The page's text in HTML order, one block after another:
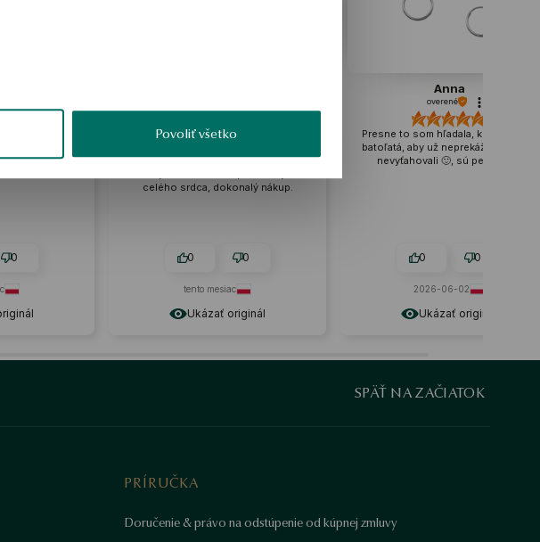
Povoliť všetko
ale pevné
0
Ukázať originál
Sú pevné a kvalitné, takže je vidieť,
ľahko a žensky, dokonale sa hodia
celého srdca, dokonalý nákup.
0 0
tento mesiac
Ukázať originál
Anna
overené
Presne to som hľadala, kolieska pre
batoľatá, aby už neprekážali a už ich
nevyťahovali 🙂, sú perfektné!
0 0
2026-06-02
SPÄŤ NA ZAČIATOK
PRÍRUČKA
Doručenie & právo na odstúpenie od kúpnej zmluvy